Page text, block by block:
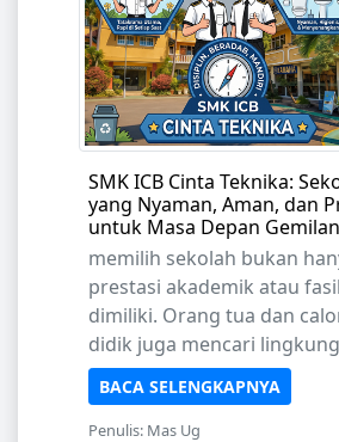
SMK ICB Cinta Teknika:
yang Nyaman, Aman, dan
untuk Masa Depan
memilih sekolah bukan
prestasi akademik atau
dimiliki. Orang tua dan
didik juga mencari
BACA SELENGKAPNYA
Penulis: Mas Ug